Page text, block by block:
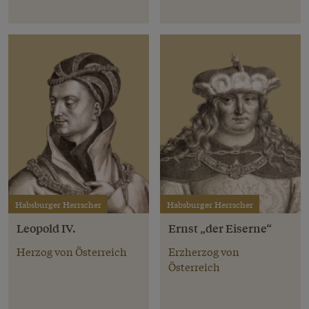
Habsburger Herrscher
Leopold IV.
Herzog von Österreich
Habsburger Herrscher
Ernst „der Eiserne“
Erzherzog von
Österreich